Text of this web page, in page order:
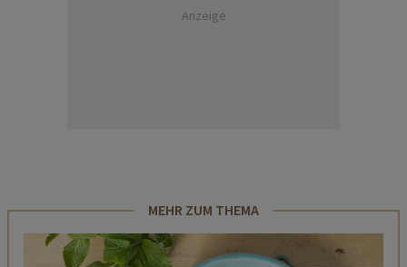
Anzeige
MEHR ZUM THEMA